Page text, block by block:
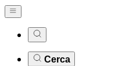
Cerca